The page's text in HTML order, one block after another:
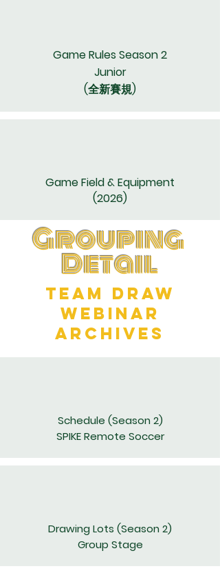
Game Rules Season 2
Junior
(全新賽規)
Game Field & Equipment​
(2026)
Grouping
​Detail
Team Draw
Webinar
Archives
​Schedule (Season 2)
SPIKE Remote Soccer
Drawing Lots (Season 2)
Group Stage